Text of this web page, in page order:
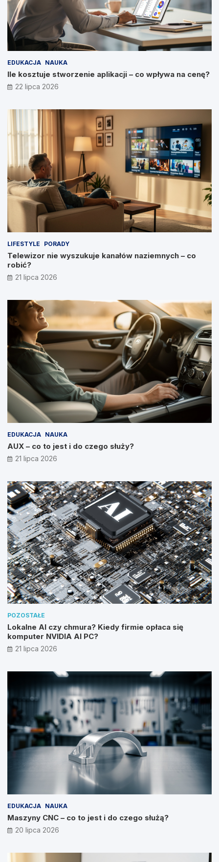
EDUKACJA NAUKA
Ile kosztuje stworzenie aplikacji – co wpływa na cenę?
22 lipca 2026
LIFESTYLE PORADY
Telewizor nie wyszukuje kanałów naziemnych – co
robić?
21 lipca 2026
EDUKACJA NAUKA
AUX – co to jest i do czego służy?
21 lipca 2026
POZOSTAŁE
Lokalne AI czy chmura? Kiedy firmie opłaca się
komputer NVIDIA AI PC?
21 lipca 2026
EDUKACJA NAUKA
Maszyny CNC – co to jest i do czego służą?
20 lipca 2026